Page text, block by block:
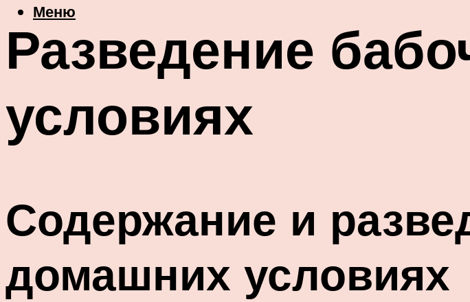
Меню
Разведение
условиях
Содержание и
домашних условиях